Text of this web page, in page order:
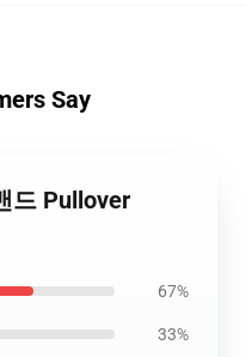
Say
드 Pullover
67%
33%